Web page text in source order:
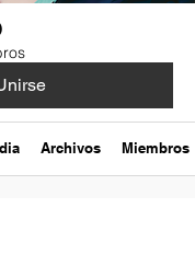
Archivos Miembros